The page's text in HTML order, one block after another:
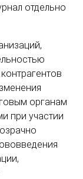
отдельно
органам
при участии